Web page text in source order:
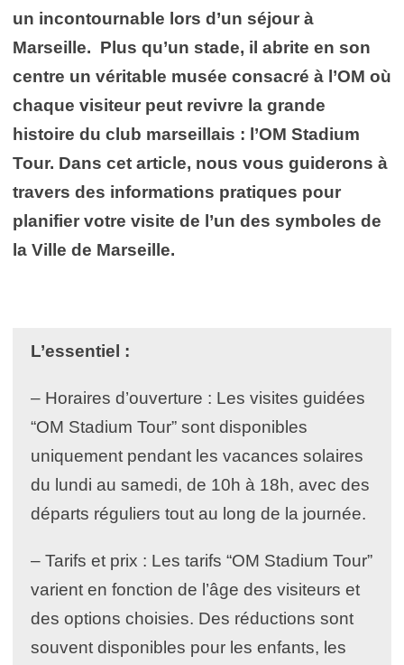
un incontournable lors d’un séjour à
Marseille. Plus qu’un stade, il abrite en son
centre un véritable musée consacré à l’OM où
chaque visiteur peut revivre la grande
histoire du club marseillais : l’OM Stadium
Tour. Dans cet article, nous vous guiderons à
travers des informations pratiques pour
planifier votre visite de l’un des symboles de
la Ville de Marseille.
L’essentiel :
– Horaires d’ouverture : Les visites guidées
“OM Stadium Tour” sont disponibles
uniquement pendant les vacances solaires
du lundi au samedi, de 10h à 18h, avec des
départs réguliers tout au long de la journée.
– Tarifs et prix : Les tarifs “OM Stadium Tour”
varient en fonction de l’âge des visiteurs et
des options choisies. Des réductions sont
souvent disponibles pour les enfants, les